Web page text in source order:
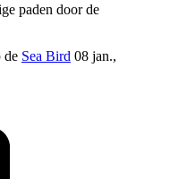
paden door de
de Sea Bird 08 jan.,